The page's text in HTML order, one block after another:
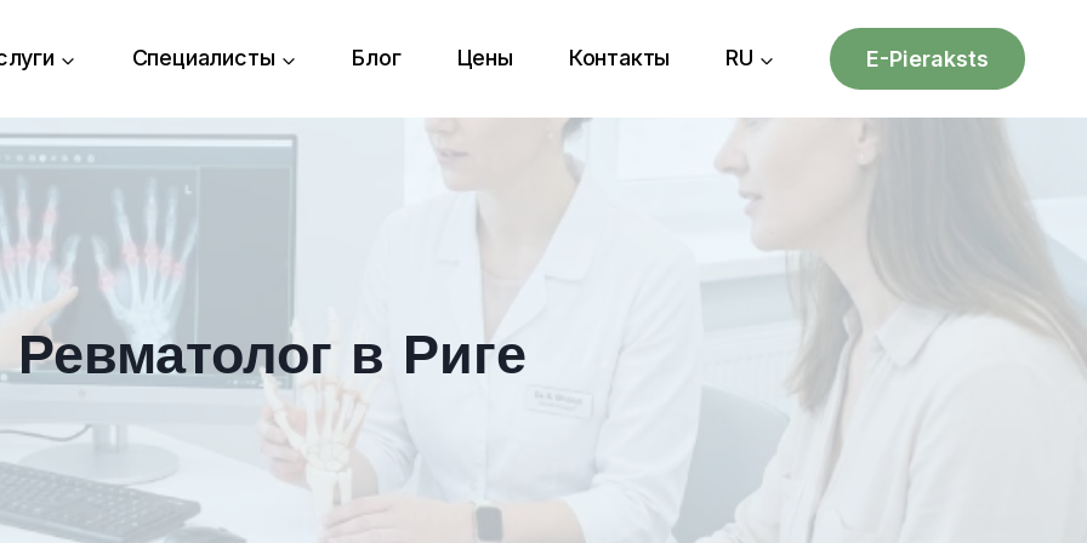
Специалисты Блог Цены Контакты RU E-Pieraksts
Ревматолог в Риге